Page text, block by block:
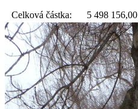
Celková částka: 5 498 156,00